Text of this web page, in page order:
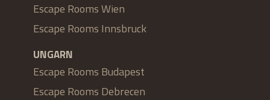
Escape Rooms Wien
Escape Rooms Innsbruck
UNGARN
Escape Rooms Budapest
Escape Rooms Debrecen